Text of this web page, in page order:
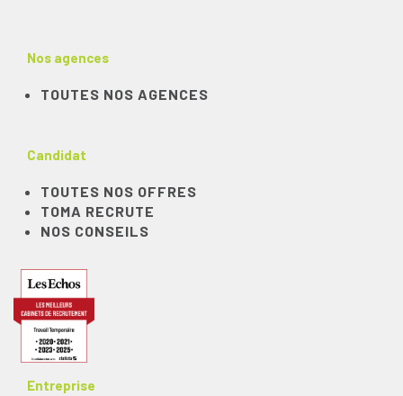
Nos agences
TOUTES NOS AGENCES
Candidat
TOUTES NOS OFFRES
TOMA RECRUTE
NOS CONSEILS
Entreprise